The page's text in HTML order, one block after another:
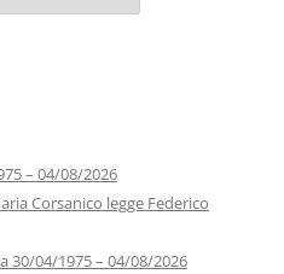
– 04/08/2026
Corsanico legge Federico
30/04/1975 – 04/08/2026